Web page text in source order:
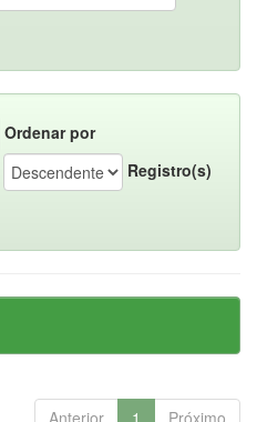
Ordenar por
Registro(s)
Anterior 1 Próximo